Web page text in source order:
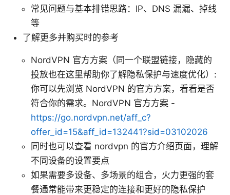
常见问题与基本排错思路：IP、DNS 漏漏、掉线
等
了解更多并购买时的参考
NordVPN 官方方案（同一个联盟链接，隐藏的
投放也在这里帮助你了解隐私保护与速度优化）:
你可以先浏览 NordVPN 的官方方案，看看是否
符合你的需求。NordVPN 官方方案 -
https://go.nordvpn.net/aff_c?
offer_id=15&aff_id=132441?sid=03102026
同时也可以查看 nordvpn 的官方介绍页面，理解
不同设备的设置要点
如果需要多设备、多场景的组合，火力更强的套
餐通常能带来更稳定的连接和更好的隐私保护